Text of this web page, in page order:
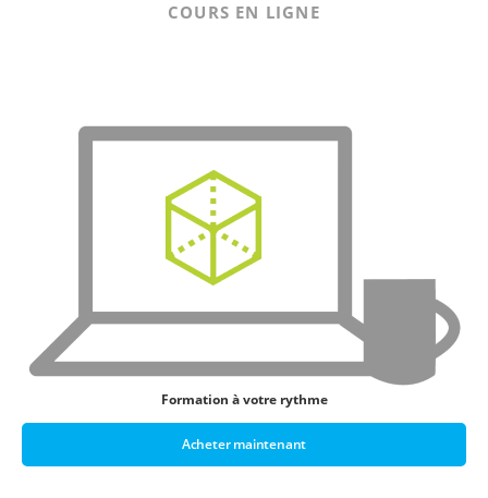
COURS EN LIGNE
Formation à votre rythme
Acheter maintenant